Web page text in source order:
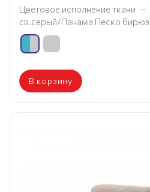
Цветовое исполнение ткани —
св.серый/Панама Песко
В корзину